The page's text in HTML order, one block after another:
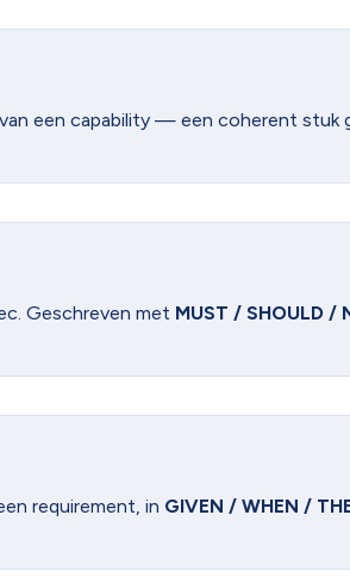
een capability — een coherent stuk
Geschreven met MUST / SHOULD /
requirement, in GIVEN / WHEN /